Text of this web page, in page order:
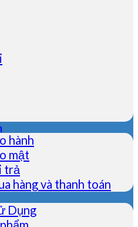
hành
mật
trả
hàng và thanh toán
Dụng